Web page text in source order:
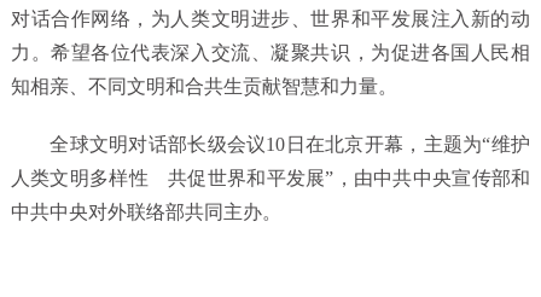
对话合作网络，为人类文明进步、世界和平发展注入新的动
力。希望各位代表深入交流、凝聚共识，为促进各国人民相
知相亲、不同文明和合共生贡献智慧和力量。
全球文明对话部长级会议10日在北京开幕，主题为“维护
人类文明多样性 共促世界和平发展”，由中共中央宣传部和
中共中央对外联络部共同主办。